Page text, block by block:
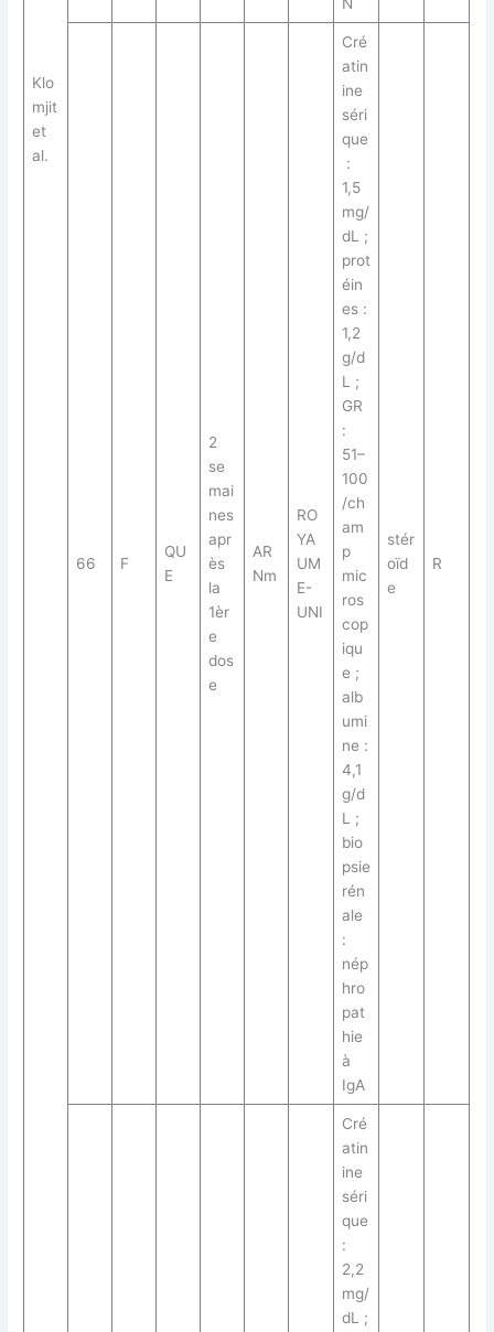
Klo
mjit
et
al.
N
66 F
QU
E
2
se
mai
nes
apr
ès
la
1èr
e
dos
e
AR
Nm
RO
YA
UM
E-
UNI
Cré
atin
ine
séri
que
:
1,5
mg/
dL ;
prot
éin
es :
1,2
g/d
L ;
GR
:
51–
100
/ch
am
p
mic
ros
cop
iqu
e ;
alb
umi
ne :
4,1
g/d
L ;
bio
psie
rén
ale
:
nép
hro
pat
hie
à
IgA
stér
oïd
e
R
Cré
atin
ine
séri
que
:
2,2
mg/
dL ;